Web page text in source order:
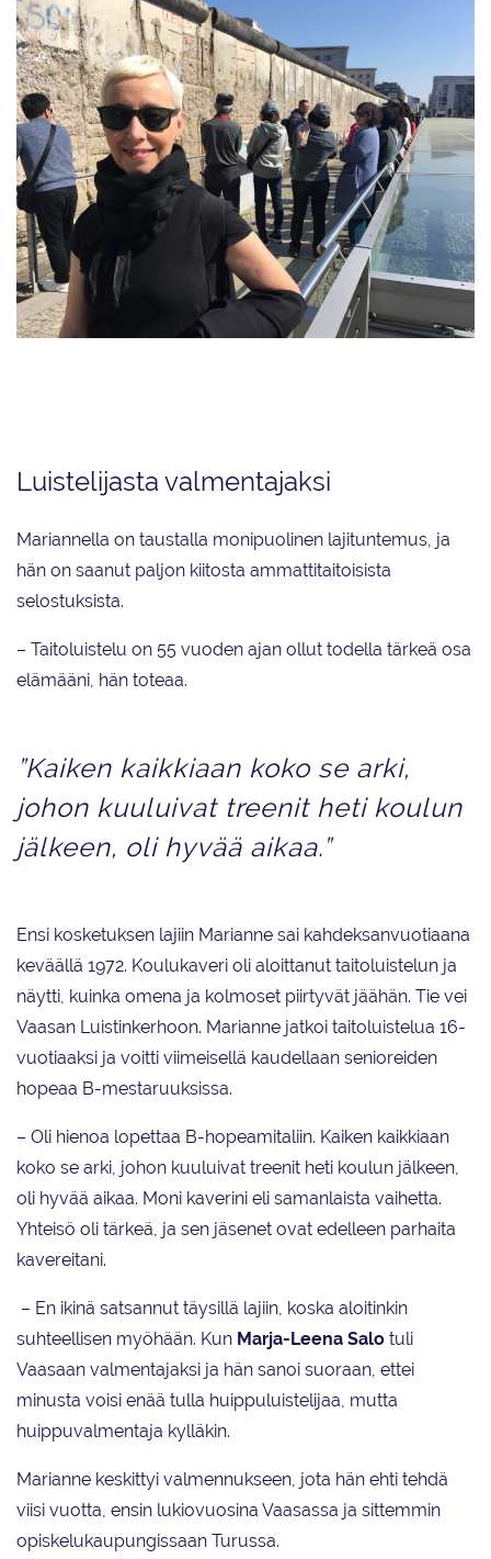
Luistelijasta valmentajaksi
Mariannella on taustalla monipuolinen lajituntemus, ja
hän on saanut paljon kiitosta ammattitaitoisista
selostuksista.
– Taitoluistelu on 55 vuoden ajan ollut todella tärkeä osa
elämääni, hän toteaa.
”Kaiken kaikkiaan koko se arki,
johon kuuluivat treenit heti koulun
jälkeen, oli hyvää aikaa.”
Ensi kosketuksen lajiin Marianne sai kahdeksanvuotiaana
keväällä 1972. Koulukaveri oli aloittanut taitoluistelun ja
näytti, kuinka omena ja kolmoset piirtyvät jäähän. Tie vei
Vaasan Luistinkerhoon. Marianne jatkoi taitoluistelua 16-
vuotiaaksi ja voitti viimeisellä kaudellaan senioreiden
hopeaa B-mestaruuksissa.
– Oli hienoa lopettaa B-hopeamitaliin. Kaiken kaikkiaan
koko se arki, johon kuuluivat treenit heti koulun jälkeen,
oli hyvää aikaa. Moni kaverini eli samanlaista vaihetta.
Yhteisö oli tärkeä, ja sen jäsenet ovat edelleen parhaita
kavereitani.
– En ikinä satsannut täysillä lajiin, koska aloitinkin
suhteellisen myöhään. Kun Marja-Leena Salo tuli
Vaasaan valmentajaksi ja hän sanoi suoraan, ettei
minusta voisi enää tulla huippuluistelijaa, mutta
huippuvalmentaja kylläkin.
Marianne keskittyi valmennukseen, jota hän ehti tehdä
viisi vuotta, ensin lukiovuosina Vaasassa ja sittemmin
opiskelukaupungissaan Turussa.